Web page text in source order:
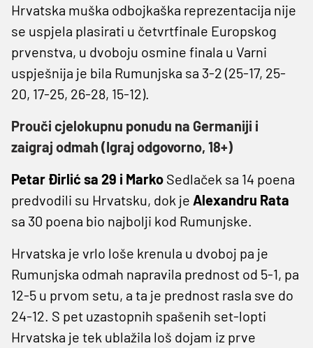
Hrvatska muška odbojkaška reprezentacija nije
se uspjela plasirati u četvrtfinale Europskog
prvenstva, u dvoboju osmine finala u Varni
uspješnija je bila Rumunjska sa 3-2 (25-17, 25-
20, 17-25, 26-28, 15-12).
Prouči cjelokupnu ponudu na Germaniji i
zaigraj odmah (Igraj odgovorno, 18+)
Petar Đirlić sa 29 i Marko Sedlaček sa 14 poena
predvodili su Hrvatsku, dok je Alexandru Rata
sa 30 poena bio najbolji kod Rumunjske.
Hrvatska je vrlo loše krenula u dvoboj pa je
Rumunjska odmah napravila prednost od 5-1, pa
12-5 u prvom setu, a ta je prednost rasla sve do
24-12. S pet uzastopnih spašenih set-lopti
Hrvatska je tek ublažila loš dojam iz prve